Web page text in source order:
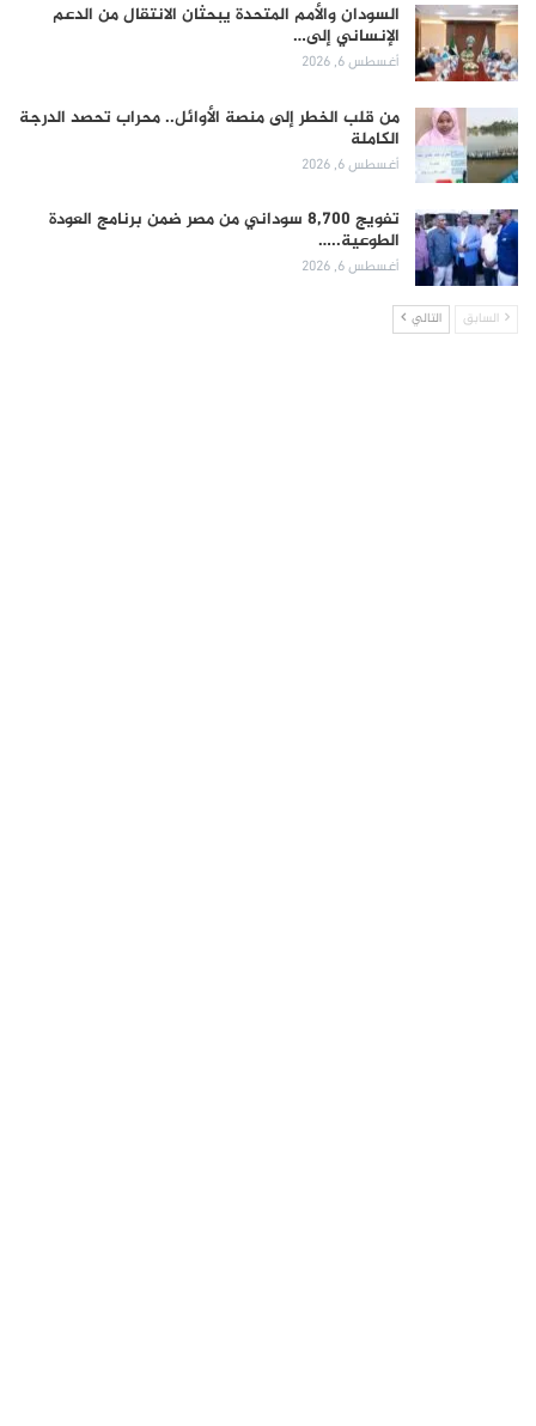
السودان والأمم المتحدة يبحثان الانتقال من الدعم
الإنساني إلى…
أغسطس 6, 2026
من قلب الخطر إلى منصة الأوائل.. محراب تحصد الدرجة
الكاملة
أغسطس 6, 2026
تفويج 8,700 سوداني من مصر ضمن برنامج العودة
الطوعية..…
أغسطس 6, 2026
السابق التالي